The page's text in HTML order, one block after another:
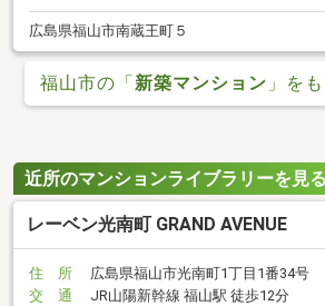
広島県福山市南蔵王町５
福山市の「新築マンション 」を
近所のマンションライブラリーを見る
レーベン光南町 GRAND AVENUE
住 所
広島県福山市光南町1丁目1番34号
交 通
JR山陽新幹線 福山駅 徒歩12分